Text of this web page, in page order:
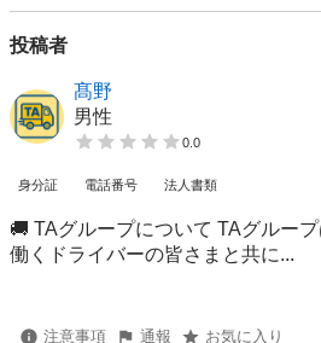
投稿者
髙野
男性
0.0
身分証 電話番号 法人書類
🚚 TAグループについて TAグルー
働くドライバーの皆さまと共に...
注意事項 通報 お気に入り